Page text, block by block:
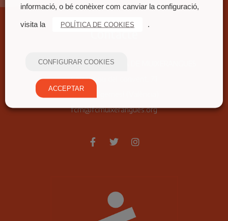
Contacte
FEDERACIÓ COORDINADORA DE MUIXERANGUES
Carrer nou del convent, 71
46680 Algemesí (València)
fcm@fcmuixerangues.org
informació, o bé conèixer com canviar la configuració,
visita la POLÍTICA DE COOKIES .
CONFIGURAR COOKIES
ACCEPTAR